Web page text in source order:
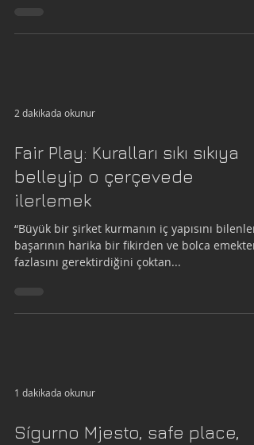
2 dakikada okunur
Fair Play: Kuralları sıkı sıkıya
belleyip o çerçevede
ilerlemek
“Büyük bir şirket kurmanın iç yapısını bilenler,
başarının harika bir fikirden ve bolca emekten
fazlasını gerektirdiğini çoktan...
1 dakikada okunur
Sígurno Mjesto, safe place,